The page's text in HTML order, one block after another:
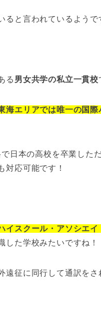
ると言われているようで
る 男女共学の私立一貫校
海エリアでは唯一の国
日本の高校を卒業した
対応可能です！
イスクール・アソシエイ
した学校みたいですね！
遠征に同行して通訳を